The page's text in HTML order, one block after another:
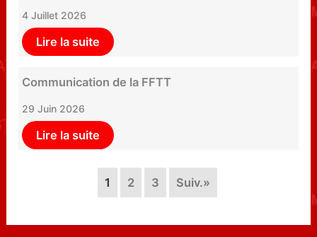
4 Juillet 2026
Lire la suite
Communication de la FFTT
29 Juin 2026
Lire la suite
1 2 3 Suiv.»